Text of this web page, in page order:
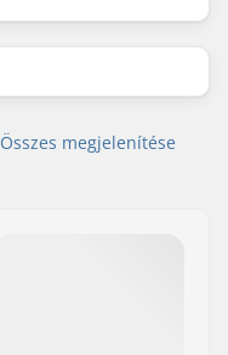
Összes megjelenítése